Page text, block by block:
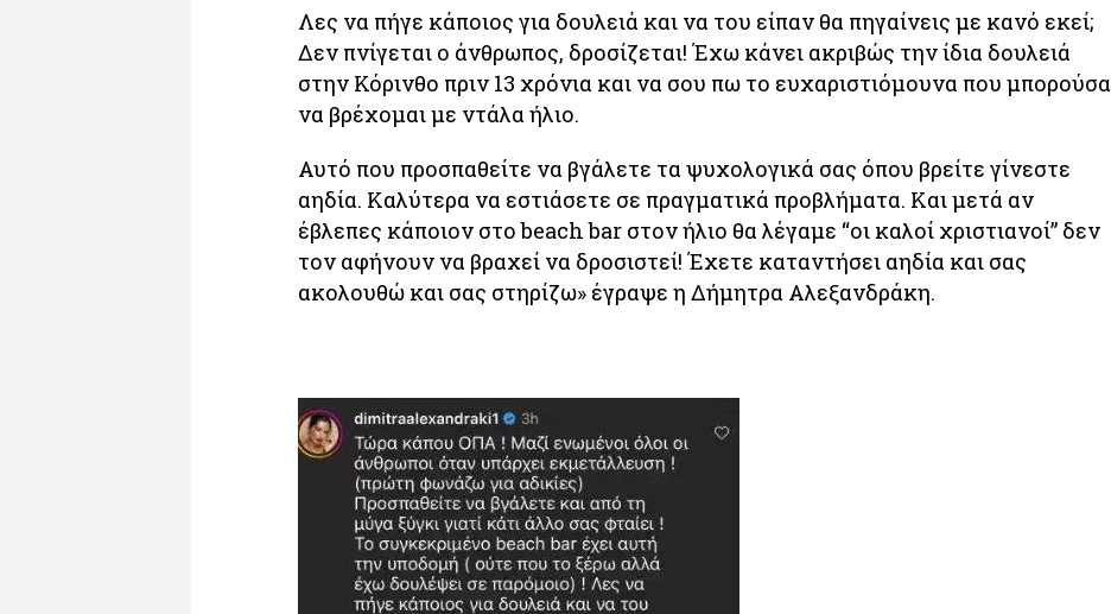
Λες να πήγε κάποιος για δουλειά και να του είπαν θα πηγαίνεις με κανό εκεί;
Δεν πνίγεται ο άνθρωπος, δροσίζεται! Έχω κάνει ακριβώς την ίδια δουλειά
στην Κόρινθο πριν 13 χρόνια και να σου πω το ευχαριστιόμουνα που μπορούσα
να βρέχομαι με ντάλα ήλιο.
Αυτό που προσπαθείτε να βγάλετε τα ψυχολογικά σας όπου βρείτε γίνεστε
αηδία. Καλύτερα να εστιάσετε σε πραγματικά προβλήματα. Και μετά αν
έβλεπες κάποιον στο beach bar στον ήλιο θα λέγαμε “οι καλοί χριστιανοί” δεν
τον αφήνουν να βραχεί να δροσιστεί! Έχετε καταντήσει αηδία και σας
ακολουθώ και σας στηρίζω» έγραψε η Δήμητρα Αλεξανδράκη.